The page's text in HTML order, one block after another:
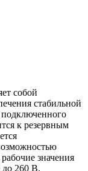
собой
стабильной
к резервным
значения
до 260 В.